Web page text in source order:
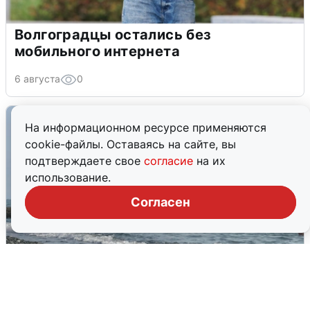
На информационном ресурсе применяются
cookie-файлы. Оставаясь на сайте, вы
подтверждаете свое согласие на их
использование.
Согласен
Волгоградцы остались без
мобильного интернета
6 августа 0